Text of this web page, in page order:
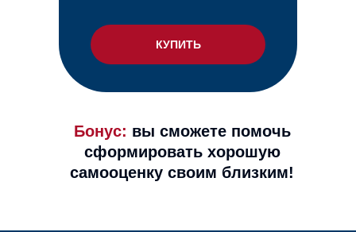
КУПИТЬ
Бонус: вы сможете помочь
сформировать хорошую
самооценку своим близким!